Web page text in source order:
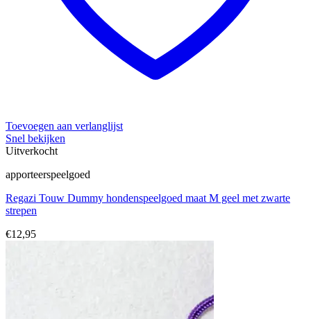
Toevoegen aan verlanglijst
Snel bekijken
Uitverkocht
apporteerspeelgoed
Regazi Touw Dummy hondenspeelgoed maat M geel met zwarte
strepen
€12,95